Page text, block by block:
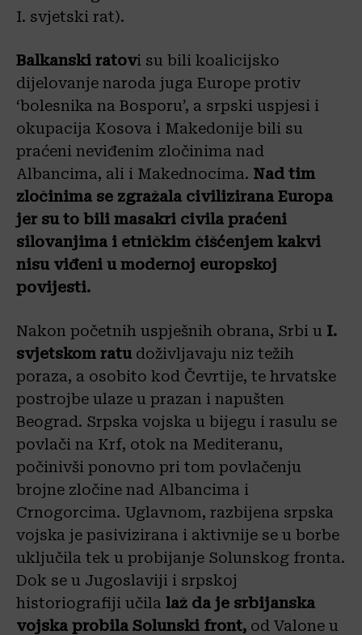
I. svjetski rat).
Balkanski ratovi su bili koalicijsko
dijelovanje naroda juga Europe protiv
‘bolesnika na Bosporu’, a srpski uspjesi i
okupacija Kosova i Makedonije bili su
praćeni neviđenim zločinima nad
Albancima, ali i Makednocima. Nad tim
zločinima se zgražala civilizirana Europa
jer su to bili masakri civila praćeni
silovanjima i etničkim čišćenjem kakvi
nisu viđeni u modernoj europskoj
povijesti.
Nakon početnih uspješnih obrana, Srbi u I.
svjetskom ratu doživljavaju niz težih
poraza, a osobito kod Čevrtije, te hrvatske
postrojbe ulaze u prazan i napušten
Beograd. Srpska vojska u bijegu i rasulu se
povlači na Krf, otok na Mediteranu,
počinivši ponovno pri tom povlačenju
brojne zločine nad Albancima i
Crnogorcima. Uglavnom, razbijena srpska
vojska je pasivizirana i aktivnije se u borbe
uključila tek u probijanje Solunskog fronta.
Dok se u Jugoslaviji i srpskoj
historiografiji učila laž da je srbijanska
vojska probila Solunski front, od Valone u